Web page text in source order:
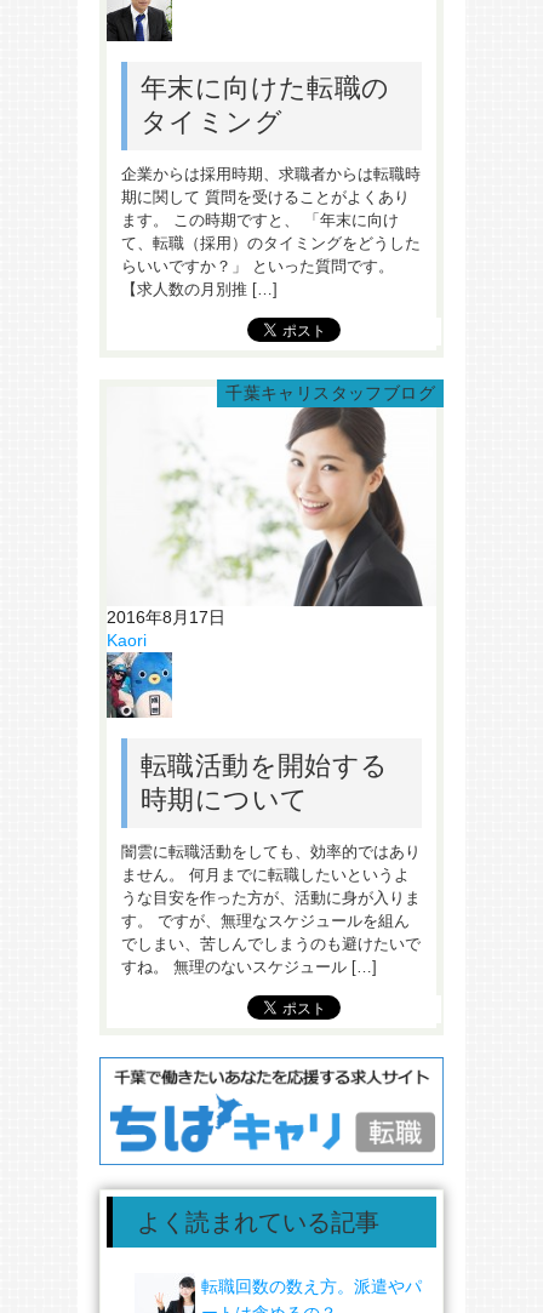
年末に向けた転職の
タイミング
企業からは採用時期、求職者からは転職時
期に関して 質問を受けることがよくあり
ます。 この時期ですと、 「年末に向け
て、転職（採用）のタイミングをどうした
らいいですか？」 といった質問です。
【求人数の月別推 […]
千葉キャリスタッフブログ
2016年8月17日
Kaori
転職活動を開始する
時期について
闇雲に転職活動をしても、効率的ではあり
ません。 何月までに転職したいというよ
うな目安を作った方が、活動に身が入りま
す。 ですが、無理なスケジュールを組ん
でしまい、苦しんでしまうのも避けたいで
すね。 無理のないスケジュール […]
よく読まれている記事
転職回数の数え方。派遣やパ